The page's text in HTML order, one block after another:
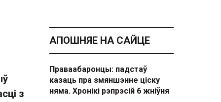
з
АПОШНЯЕ НА САЙЦЕ
Праваабаронцы: падстаў
казаць пра змяншэнне ціску
няма. Хронікі рэпрэсій 6 жніўня